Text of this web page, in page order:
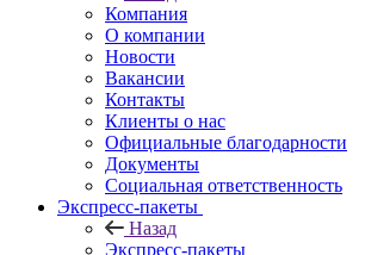
Компания
О компании
Новости
Вакансии
Контакты
Клиенты о нас
Официальные благодарности
Документы
Социальная ответственность
Экспресс-пакеты
Назад
Экспресс-пакеты